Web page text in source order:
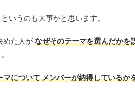
というのも大事かと思います。
めた人が なぜそのテーマを選んだかを
マについて メンバーが納得しているか